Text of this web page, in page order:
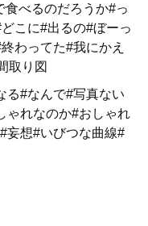
食べるのだろうか#っ
こに#出るの#ぼーっ
わってた#我にかえ
取り図
る#なんで#写真ない
ゃれなのか#おしゃれ
妄想#いびつな曲線#